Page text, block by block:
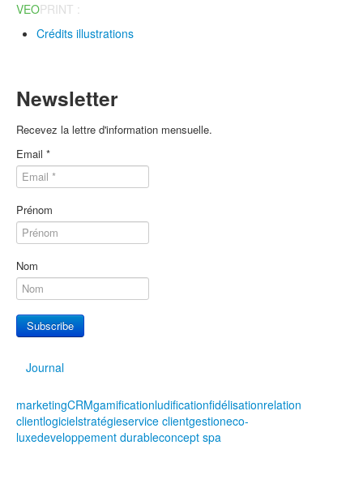
VEOPRINT :
Crédits illustrations
Newsletter
Recevez la lettre d'information mensuelle.
Email *
Prénom
Nom
Subscribe
Journal
marketingCRMgamificationludificationfidélisationrelation
clientlogicielstratégieservice clientgestioneco-
luxedeveloppement durableconcept spa